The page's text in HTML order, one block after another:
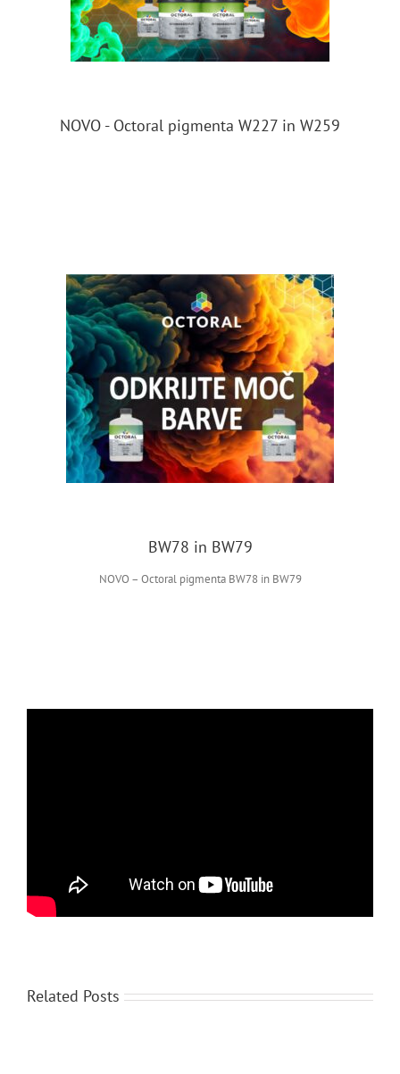
NOVO - Octoral pigmenta W227 in W259
BW78 in BW79
NOVO – Octoral pigmenta BW78 in BW79
Related Posts